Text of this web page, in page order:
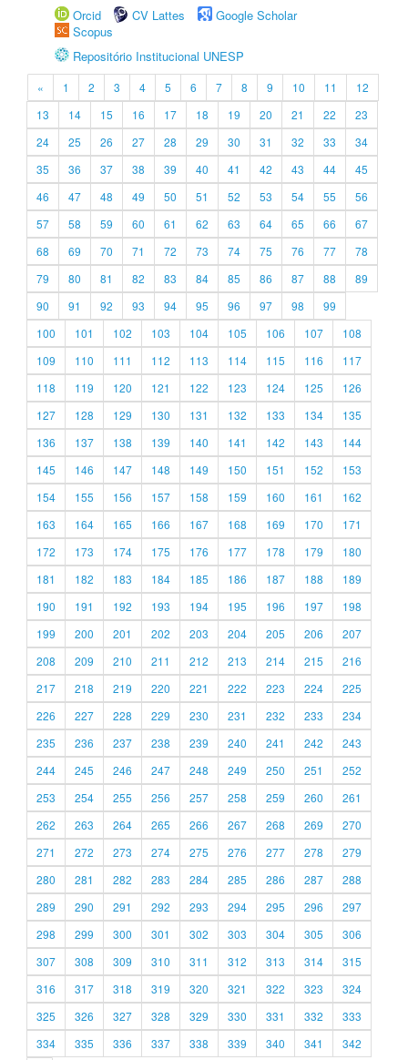
Orcid
CV Lattes
Google Scholar
Scopus
Repositório Institucional UNESP
« 1 2 3 4 5 6 7 8 9 10 11
12
13
14 15 16 17 18 19 20 21 22
23
24
25 26 27 28 29 30 31 32 33
34
35
36 37 38 39 40 41 42 43 44
45
46
47 48 49 50 51 52 53 54 55
56
57
58 59 60 61 62 63 64 65 66
67
68
69 70 71 72 73 74 75 76 77
78
79
80 81 82 83 84 85 86 87 88
89
90
91 92 93 94 95 96 97 98
99
100
101 102 103 104 105 106 107
108
109
110 111 112 113 114 115 116
117
118
119 120 121 122 123 124 125
126
127
128 129 130 131 132 133 134
135
136
137 138 139 140 141 142 143
144
145
146 147 148 149 150 151 152
153
154
155 156 157 158 159 160 161
162
163
164 165 166 167 168 169 170
171
172
173 174 175 176 177 178 179
180
181
182 183 184 185 186 187 188
189
190
191 192 193 194 195 196 197
198
199
200 201 202 203 204 205 206
207
208
209 210 211 212 213 214 215
216
217
218 219 220 221 222 223 224
225
226
227 228 229 230 231 232 233
234
235
236 237 238 239 240 241 242
243
244
245 246 247 248 249 250 251
252
253
254 255 256 257 258 259 260
261
262
263 264 265 266 267 268 269
270
271
272 273 274 275 276 277 278
279
280
281 282 283 284 285 286 287
288
289
290 291 292 293 294 295 296
297
298
299 300 301 302 303 304 305
306
307
308 309 310 311 312 313 314
315
316
317 318 319 320 321 322 323
324
325
326 327 328 329 330 331 332
333
334
335 336 337 338 339 340 341 342